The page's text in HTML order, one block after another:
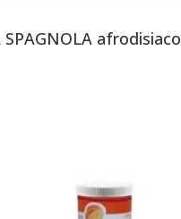
SPAGNOLA afrodisiaco